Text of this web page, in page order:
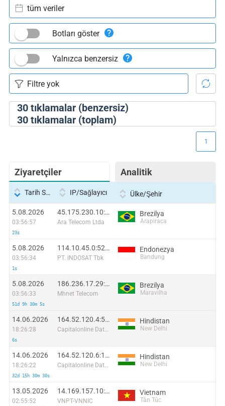
30tıklamalar (benzersiz)
30tıklamalar (toplam)
tüm veriler
Botları göster
Yalnızca benzersiz
Ziyaretçiler Analitik
1
Tarih Saati IP/Sağlayıcı Ülke/Şehir
5.08.2026
03:56:57
23s
45.175.230.10:15871
Ara Telecom Ltda
Brezilya
Arapiraca
5.08.2026
03:56:34
1s
114.10.45.0:52114
PT. INDOSAT Tbk
Endonezya
Bandung
5.08.2026
03:56:33
51d 9h 30m 5s
186.236.17.29:44708
Mhnet Telecom
Brezilya
Maravilha
14.06.2026
18:26:28
6s
164.52.120.4:55161
Capitalonline Data Service (HK) Co
Hindistan
New Delhi
14.06.2026
18:26:22
32d 15h 30m 30s
164.52.120.6:18966
Capitalonline Data Service (HK) Co
Hindistan
New Delhi
13.05.2026
02:55:52
14.169.157.10:38251
VNPT-VNNIC
Vietnam
Tân Túc